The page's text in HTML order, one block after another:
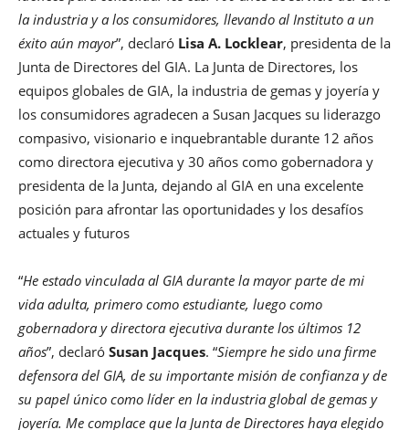
la industria y a los consumidores, llevando al Instituto a un
éxito aún mayor”, declaró Lisa A. Locklear, presidenta de la
Junta de Directores del GIA. La Junta de Directores, los
equipos globales de GIA, la industria de gemas y joyería y
los consumidores agradecen a Susan Jacques su liderazgo
compasivo, visionario e inquebrantable durante 12 años
como directora ejecutiva y 30 años como gobernadora y
presidenta de la Junta, dejando al GIA en una excelente
posición para afrontar las oportunidades y los desafíos
actuales y futuros
“He estado vinculada al GIA durante la mayor parte de mi
vida adulta, primero como estudiante, luego como
gobernadora y directora ejecutiva durante los últimos 12
años”, declaró Susan Jacques. “Siempre he sido una firme
defensora del GIA, de su importante misión de confianza y de
su papel único como líder en la industria global de gemas y
joyería. Me complace que la Junta de Directores haya elegido